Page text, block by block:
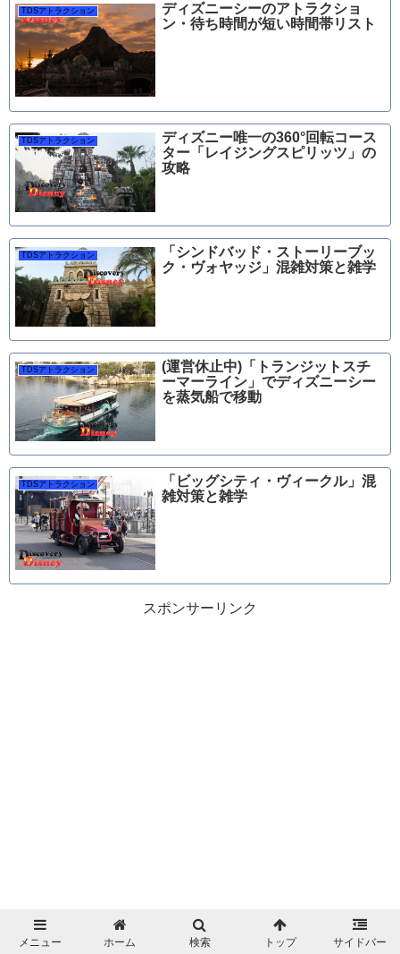
TDSアトラクション
ディズニーシーのアトラクショ
ン・待ち時間が短い時間帯リスト
TDSアトラクション
ディズニー唯一の360°回転コース
ター「レイジングスピリッツ」の
攻略
TDSアトラクション
「シンドバッド・ストーリーブッ
ク・ヴォヤッジ」混雑対策と雑学
TDSアトラクション
(運営休止中)「トランジットスチ
ーマーライン」でディズニーシー
を蒸気船で移動
TDSアトラクション
「ビッグシティ・ヴィークル」混
雑対策と雑学
スポンサーリンク
メニュー ホーム 検索 トップ サイドバー